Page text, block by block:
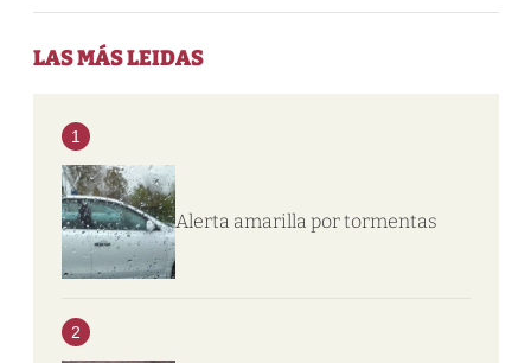
LAS MÁS LEIDAS
1
Alerta amarilla por tormentas
2